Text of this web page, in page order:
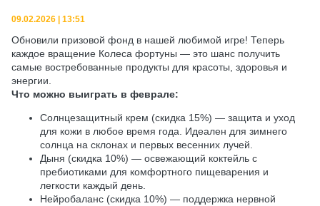
09.02.2026 | 13:51
Обновили призовой фонд в нашей любимой игре! Теперь
каждое вращение Колеса фортуны — это шанс получить
самые востребованные продукты для красоты, здоровья и
энергии.
Что можно выиграть в феврале:
Солнцезащитный крем (скидка 15%) — защита и уход
для кожи в любое время года. Идеален для зимнего
солнца на склонах и первых весенних лучей.
Дыня (скидка 10%) — освежающий коктейль с
пребиотиками для комфортного пищеварения и
легкости каждый день.
Нейробаланс (скидка 10%) — поддержка нервной